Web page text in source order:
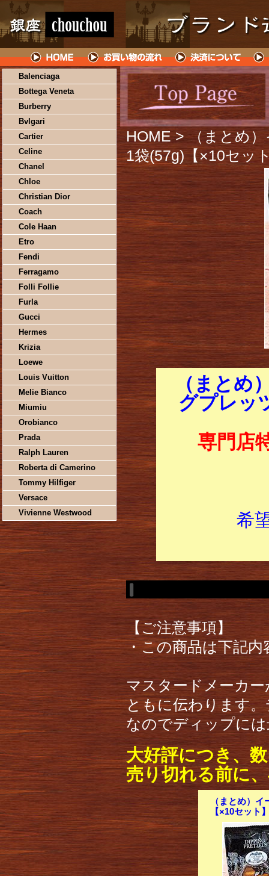
Balenciaga
Bottega Veneta
Burberry
Bvlgari
Cartier
Celine
Chanel
Chloe
Christian Dior
Coach
Cole Haan
Etro
Fendi
Ferragamo
Folli Follie
Furla
Gucci
Hermes
Krizia
Loewe
Louis Vuitton
Melie Bianco
Miumiu
Orobianco
Prada
Ralph Lauren
Roberta di Camerino
Tommy Hilfiger
Versace
Vivienne Westwood
HOME > （まとめ
1袋(57g)【×10セッ
（まと
グプレッ
専門店
希
【ご注意事項】
・この商品は下記
マスタードメーカ
ともに伝わります
なのでディップに
大好評につき、
売り切れる前に
（まとめ）
【×10セット